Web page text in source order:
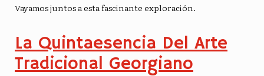
Vayamos juntos a esta fascinante exploración.
La Quintaesencia Del Arte
Tradicional Georgiano